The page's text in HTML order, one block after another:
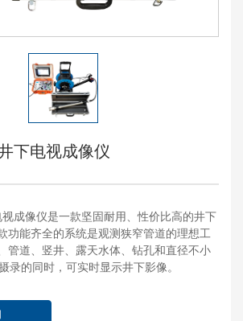
下电视成像仪
成像仪是一款坚固耐用、性价比高的井下
功能齐全的系统是观测狭窄管道的理想工
管道、竖井、露天水体、钻孔和直径不小
录的同时，可实时显示井下影像。